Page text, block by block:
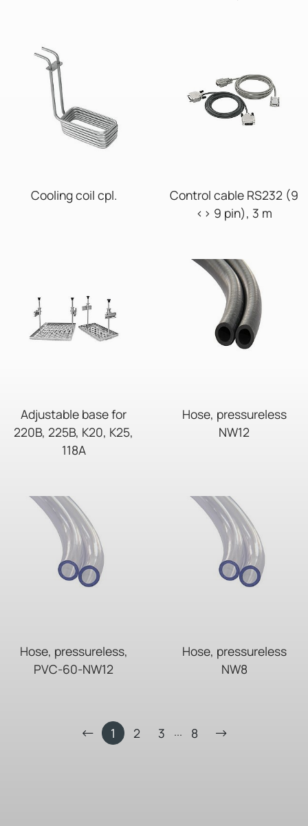
Cooling coil cpl.
Control cable RS232 (9
<> 9 pin), 3 m
Adjustable base for
220B, 225B, K20, K25,
118A
Hose, pressureless
NW12
Hose, pressureless,
PVC-60-NW12
Hose, pressureless
NW8
1 2 3 ... 8